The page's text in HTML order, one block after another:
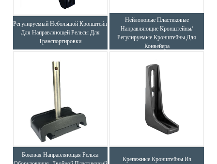
Регулируемый Небольшой Кронштейн
Для Направляющей Рельсы Для
Транспортировки
Нейлоновые Пластиковые
Направляющие Кронштейны/
Регулируемые Кронштейны Для
Конвейера
Боковая Направляющая Рельса
Крепежные Кронштейны Из